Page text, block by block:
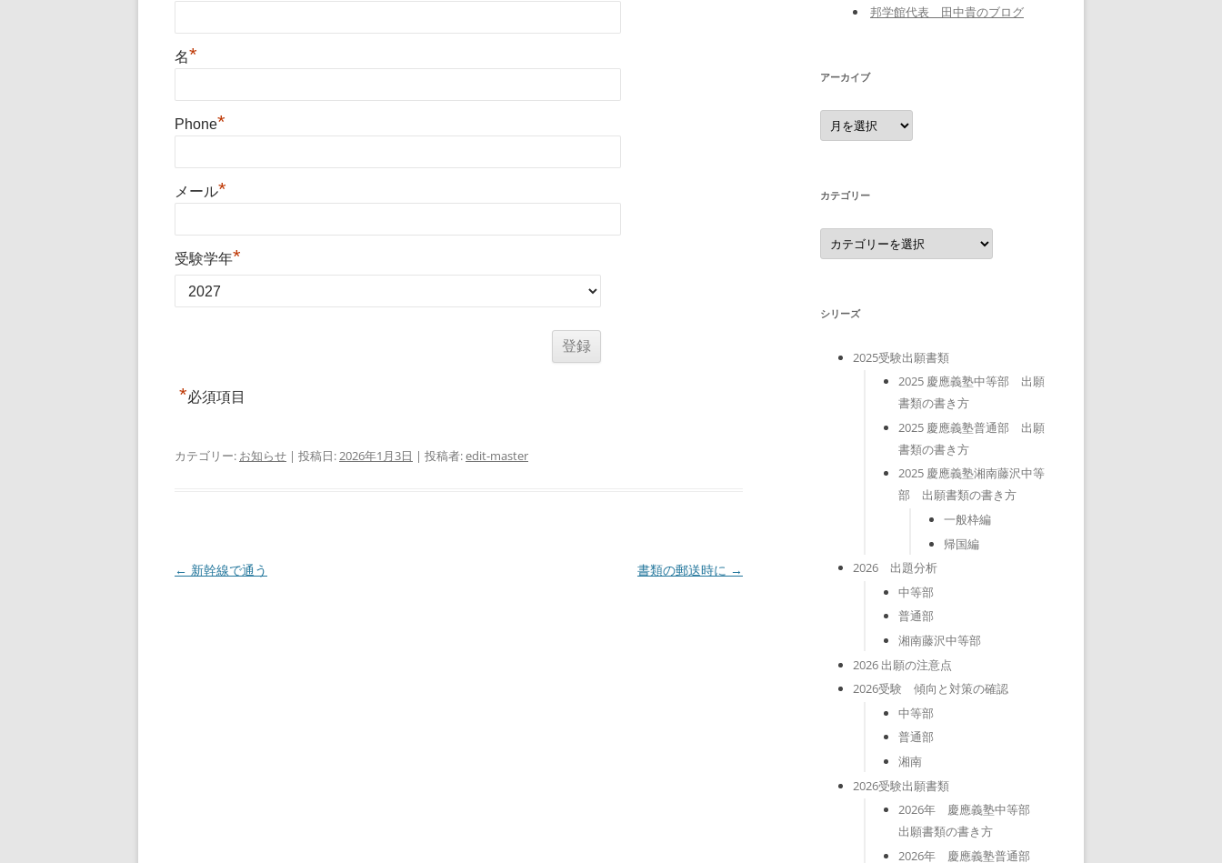
名*
Phone*
メール*
受験学年*
*必須項目
カテゴリー: お知らせ | 投稿日:2026年1月3日 | 投稿者:edit-master
投
← 新幹線で通う 書類の郵送時に →
邦学館代表 田中貴のブログ
アーカイブ
ア
ー
カ
カテゴリー
カ
テ
ゴ
シリーズ
2025受験出願書類
2025 慶應義塾中等部 出願
書類の書き方
2025 慶應義塾普通部 出願
書類の書き方
2025 慶應義塾湘南藤沢中等
部 出願書類の書き方
一般枠編
帰国編
2026 出題分析
中等部
普通部
湘南藤沢中等部
2026 出願の注意点
2026受験 傾向と対策の確認
中等部
普通部
湘南
2026受験出願書類
2026年 慶應義塾中等部
出願書類の書き方
2026年 慶應義塾普通部